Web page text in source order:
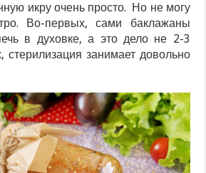
икру очень просто. Но не могу
Во-первых, сами баклажаны
в духовке, а это дело не 2-3
занимает довольно